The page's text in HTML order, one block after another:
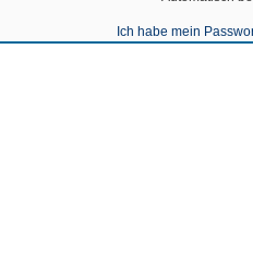
Ich habe mein